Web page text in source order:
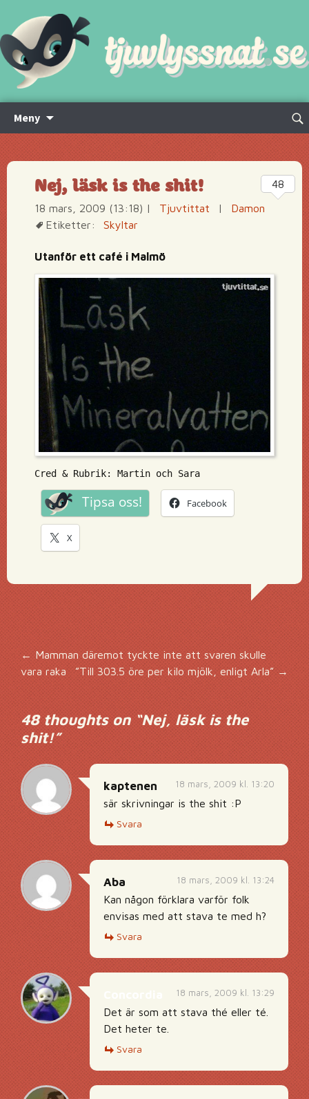
Meny
innehåll
Sök
Nej, läsk is the shit!
18 mars, 2009 (13:18) | Tjuvtittat |
Damon
Etiketter:
Skyltar
Utanför ett café i Malmö
Cred & Rubrik: Martin och Sara
Tipsa oss! Facebook
X
48
Inläggsnavigering
← Mamman däremot tyckte inte att svaren skulle
vara raka
”Till 303.5 öre per kilo mjölk, enligt Arla”→
48 thoughts on “Nej, läsk is the
shit!”
18 mars, 2009 kl. 13:20
kaptenen
sär skrivningar is the shit :P
Svara
18 mars, 2009 kl. 13:24
Aba
Kan någon förklara varför folk
envisas med att stava te med h?
Svara
18 mars, 2009 kl. 13:29
Det är som att stava thé eller té.
Det heter te.
Svara